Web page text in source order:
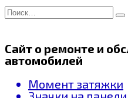
Перейти
к
Search
for:
Сайт о ремонте и
автомобилей
Момент затяжки